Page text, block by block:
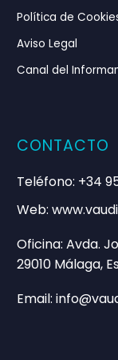
Política de
Aviso Legal
Canal del
CONTACTO
Teléfono: +34
Web:
Oficina: Avda.
29010 Málaga,
Email: